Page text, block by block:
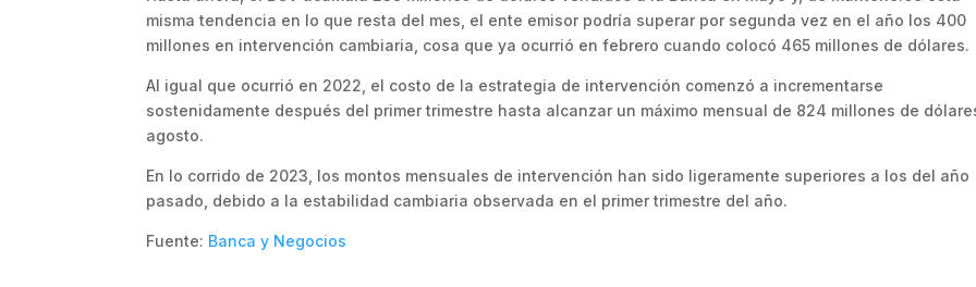
misma tendencia en lo que resta del mes, el ente emisor podría superar por segunda vez en el año los 400
millones en intervención cambiaria, cosa que ya ocurrió en febrero cuando colocó 465 millones de dólares.
Al igual que ocurrió en 2022, el costo de la estrategia de intervención comenzó a incrementarse
sostenidamente después del primer trimestre hasta alcanzar un máximo mensual de 824 millones de
agosto.
En lo corrido de 2023, los montos mensuales de intervención han sido ligeramente superiores a los del año
pasado, debido a la estabilidad cambiaria observada en el primer trimestre del año.
Fuente: Banca y Negocios